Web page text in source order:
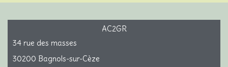
AC2GR
34 rue des masses
30200 Bagnols-sur-Cèze